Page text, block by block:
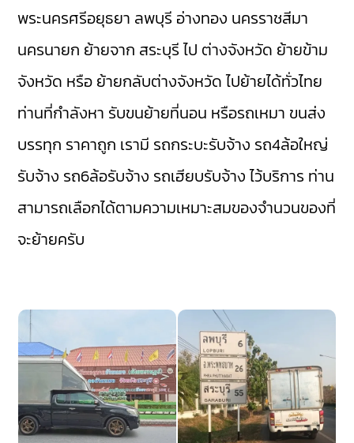
พระนครศรีอยุธยา ลพบุรี อ่างทอง นครราชสีมา
นครนายก ย้ายจาก สระบุรี ไป ต่างจังหวัด ย้ายข้าม
จังหวัด หรือ ย้ายกลับต่างจังหวัด ไปย้ายได้ทั่วไทย
ท่านที่กำลังหา รับขนย้ายที่นอน หรือรถเหมา ขนส่ง
บรรทุก ราคาถูก เรามี รถกระบะรับจ้าง รถ4ล้อใหญ่
รับจ้าง รถ6ล้อรับจ้าง รถเฮียบรับจ้างไว้บริการ ท่าน
สามารถเลือกได้ตามความเหมาะสมของจำนวนของที่
จะย้ายครับ